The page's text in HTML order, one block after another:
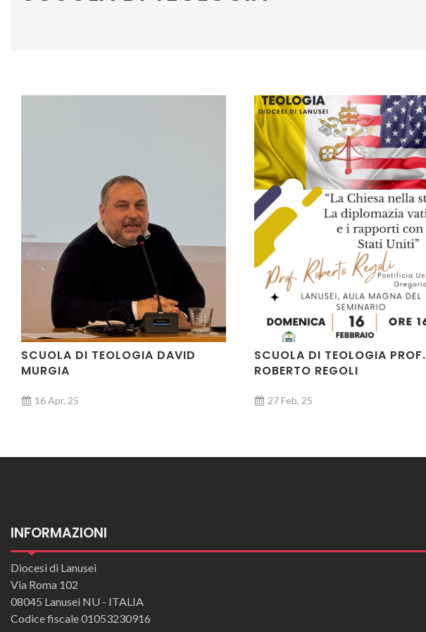
SCUOLA DI TEOLOGIA DAVID
MURGIA
16 Apr, 25
SCUOLA DI TEOLOGIA PROF.
ROBERTO REGOLI
27 Feb, 25
INFORMAZIONI
Diocesi di Lanusei
Via Roma 102
08045 Lanusei NU - ITALIA
Codice fiscale 01053230916